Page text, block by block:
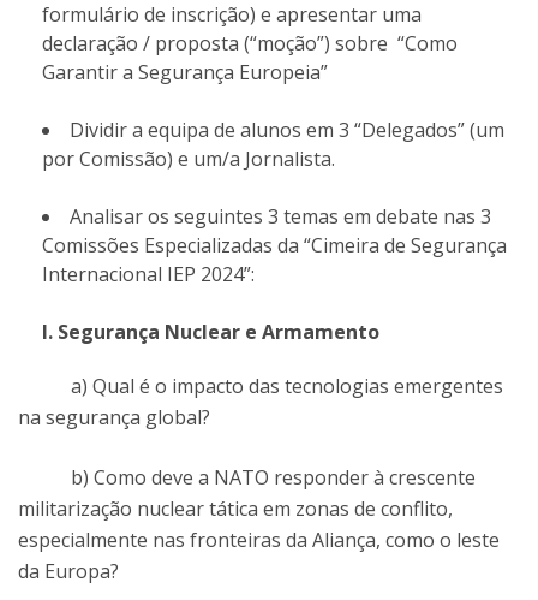
formulário de inscrição) e apresentar uma
declaração / proposta (“moção”) sobre ​ “Como
Garantir a Segurança Europeia”
Dividir a equipa de alunos em 3 “Delegados” (um
por Comissão) e um/a Jornalista.
Analisar os seguintes 3 temas em debate nas 3
Comissões Especializadas da “Cimeira de Segurança
Internacional IEP 2024”:
I. Segurança Nuclear e Armamento
a) Qual é o impacto das tecnologias emergentes
na segurança global?
b) Como deve a NATO responder à crescente
militarização nuclear tática em zonas de conflito,
especialmente nas fronteiras da Aliança, como o leste
da Europa?